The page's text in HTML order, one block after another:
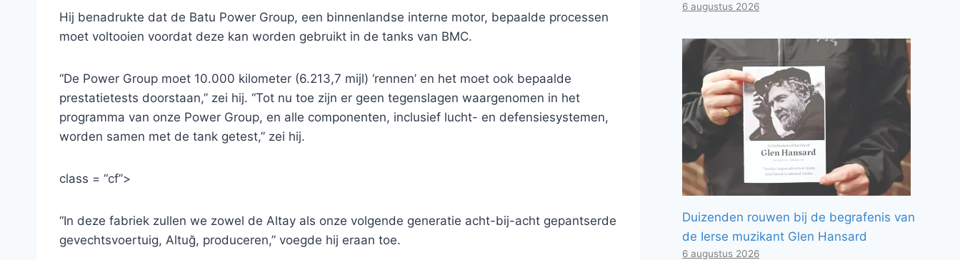
Hij benadrukte dat de Batu Power Group, een binnenlandse interne motor, bepaalde processen
moet voltooien voordat deze kan worden gebruikt in de tanks van BMC.
“De Power Group moet 10.000 kilometer (6.213,7 mijl) ‘rennen’ en het moet ook bepaalde
prestatietests doorstaan,” zei hij. “Tot nu toe zijn er geen tegenslagen waargenomen in het
programma van onze Power Group, en alle componenten, inclusief lucht- en defensiesystemen,
worden samen met de tank getest,” zei hij.
class = “cf”>
“In deze fabriek zullen we zowel de Altay als onze volgende generatie acht-bij-acht gepantserde
gevechtsvoertuig, Altuğ, produceren,” voegde hij eraan toe.
6 augustus 2026
Duizenden rouwen bij de begrafenis van
de Ierse muzikant Glen Hansard
6 augustus 2026